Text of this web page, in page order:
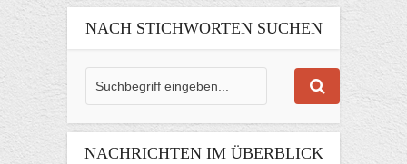
NACH STICHWORTEN SUCHEN
NACHRICHTEN IM ÜBERBLICK